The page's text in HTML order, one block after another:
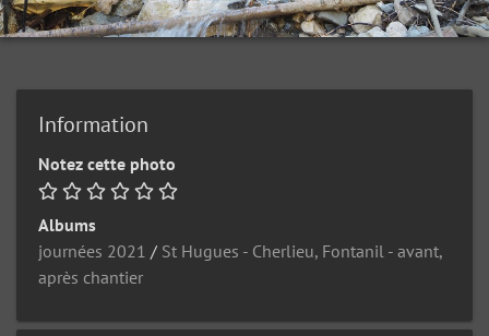
Information
Notez cette photo
Albums
journées 2021 / St Hugues - Cherlieu, Fontanil - avant,
après chantier